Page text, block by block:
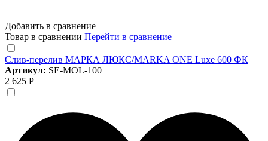
Добавить в сравнение
Товар в сравнении Перейти в сравнение
Слив-перелив МАРКА ЛЮКС/MARKA ONE Luxe 600 ФК
Артикул: SE-MOL-100
2 625 Р